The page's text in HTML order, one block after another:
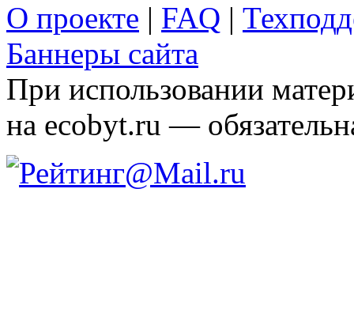
О проекте | FAQ |
Баннеры сайта
При использовании
на ecobyt.ru —